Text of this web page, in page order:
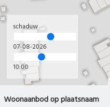
schaduw
07-08-2026
10:00
Woonaanbod op plaatsnaam